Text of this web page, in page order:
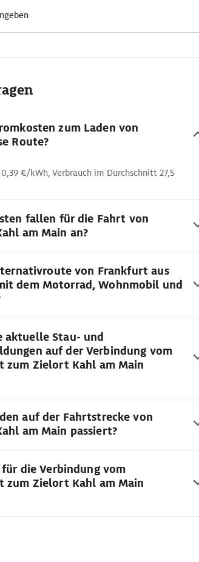
zum Laden von
Route?
€/kWh, Verbrauch im Durchschnitt 27,5
fallen für die Fahrt von
am Main an?
von Frankfurt aus
dem Motorrad, Wohnmobil und
aktuelle Stau- und
auf der Verbindung vom
Zielort Kahl am Main
auf der Fahrtstrecke von
am Main passiert?
die Verbindung vom
Zielort Kahl am Main